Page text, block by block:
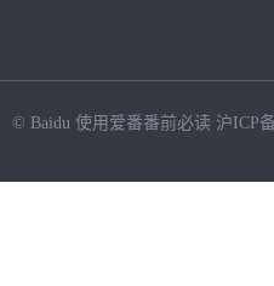
© Baidu 使用爱番番前必读 沪ICP